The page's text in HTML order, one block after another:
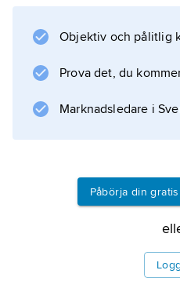
varit omgärdad av en
Information om
Objektiv och pålitlig
Prova det, du
Marknadsledare i
Påbörja din